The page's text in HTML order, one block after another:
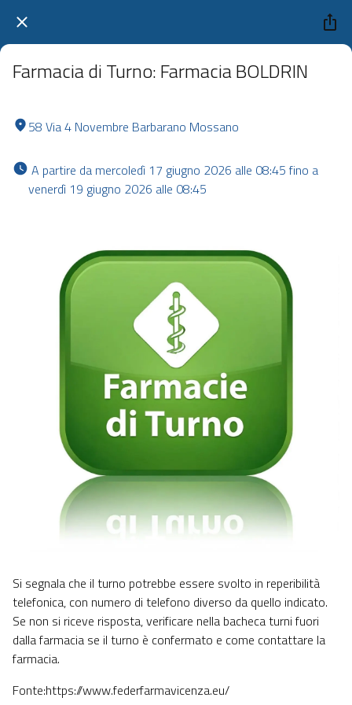
Farmacia di Turno: Farmacia BOLDRIN
58 Via 4 Novembre Barbarano Mossano
venerdì 19 giugno 2026 alle 08:45
Si segnala che il turno potrebbe essere svolto in reperibilità
telefonica, con numero di telefono diverso da quello indicato.
Se non si riceve risposta, verificare nella bacheca turni fuori
dalla farmacia se il turno è confermato e come contattare la
farmacia.
Fonte:https://www.federfarmavicenza.eu/